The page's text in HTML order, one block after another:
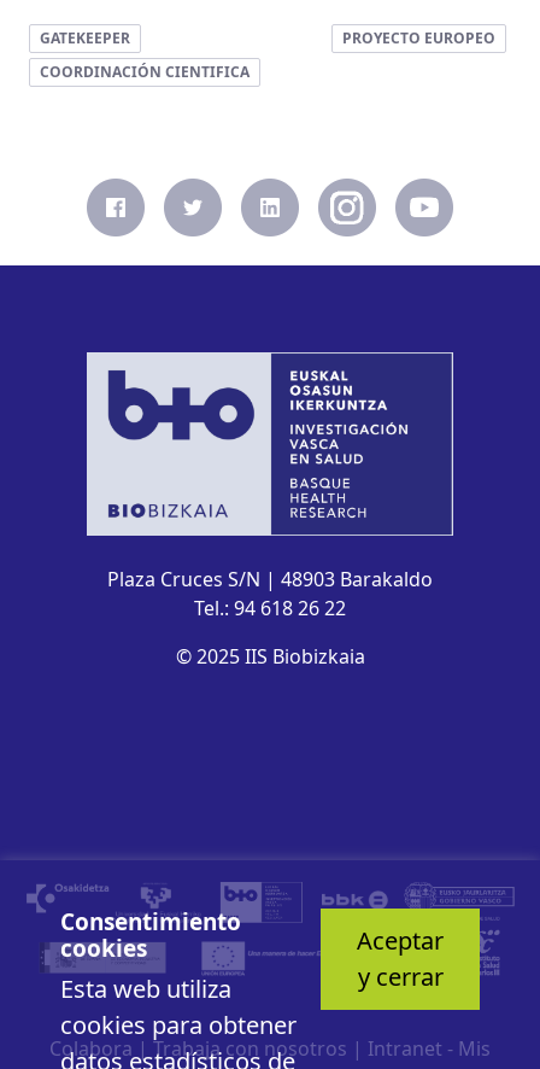
GATEKEEPER
PROYECTO EUROPEO
COORDINACIÓN CIENTIFICA
Plaza Cruces S/N | 48903 Barakaldo
Tel.: 94 618 26 22
© 2025 IIS Biobizkaia
Consentimiento
cookies
Esta web utiliza
cookies para obtener
datos estadísticos de
Aceptar
y cerrar
Colabora | Trabaja con nosotros | Intranet - Mis